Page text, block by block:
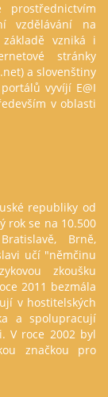
prostřednictvím
vzdělávání na
vzniká i
stránky
a slovenštiny
vyvíjí E@I
v oblasti
republiky od
rok se na 10.500
Brně,
učí "němčinu
zkoušku
2011 bezmála
v hostitelských
a spolupracují
V roce 2002 byl
značkou pro